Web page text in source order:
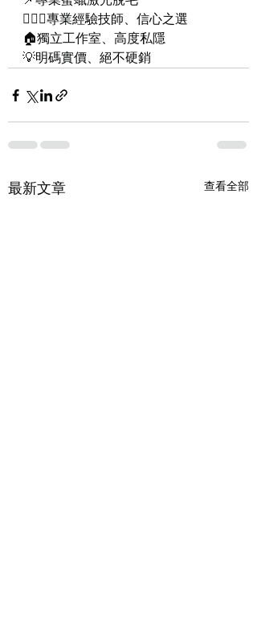
👨🏻‍⚕️專業經驗技師、信心之選
🏠獨立工作室、高度私隱
💡明碼實價、絕不硬銷
最新文章 查看全部